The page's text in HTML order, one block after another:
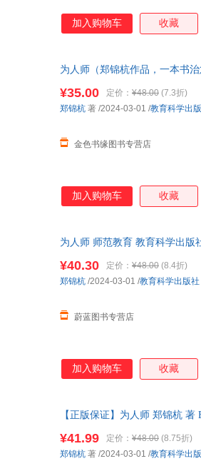
加入购物车 收藏
为人师（郑锦杭作品，一本书
¥35.00 定价： ¥48.00 (7.3折)
金色书缘图书专营店
郑锦杭 著 /2024-03-01 /教育科学出
加入购物车 收藏
为人师 师范教育 教育科学出版
¥40.30 定价： ¥48.00 (8.4折)
蔚蓝图书专营店
郑锦杭 /2024-03-01 /教育科学出版社
加入购物车 收藏
【正版保证】为人师 郑锦杭 著
¥41.99 定价： ¥48.00 (8.75折)
郑锦杭 著 /2024-03-01 /教育科学出